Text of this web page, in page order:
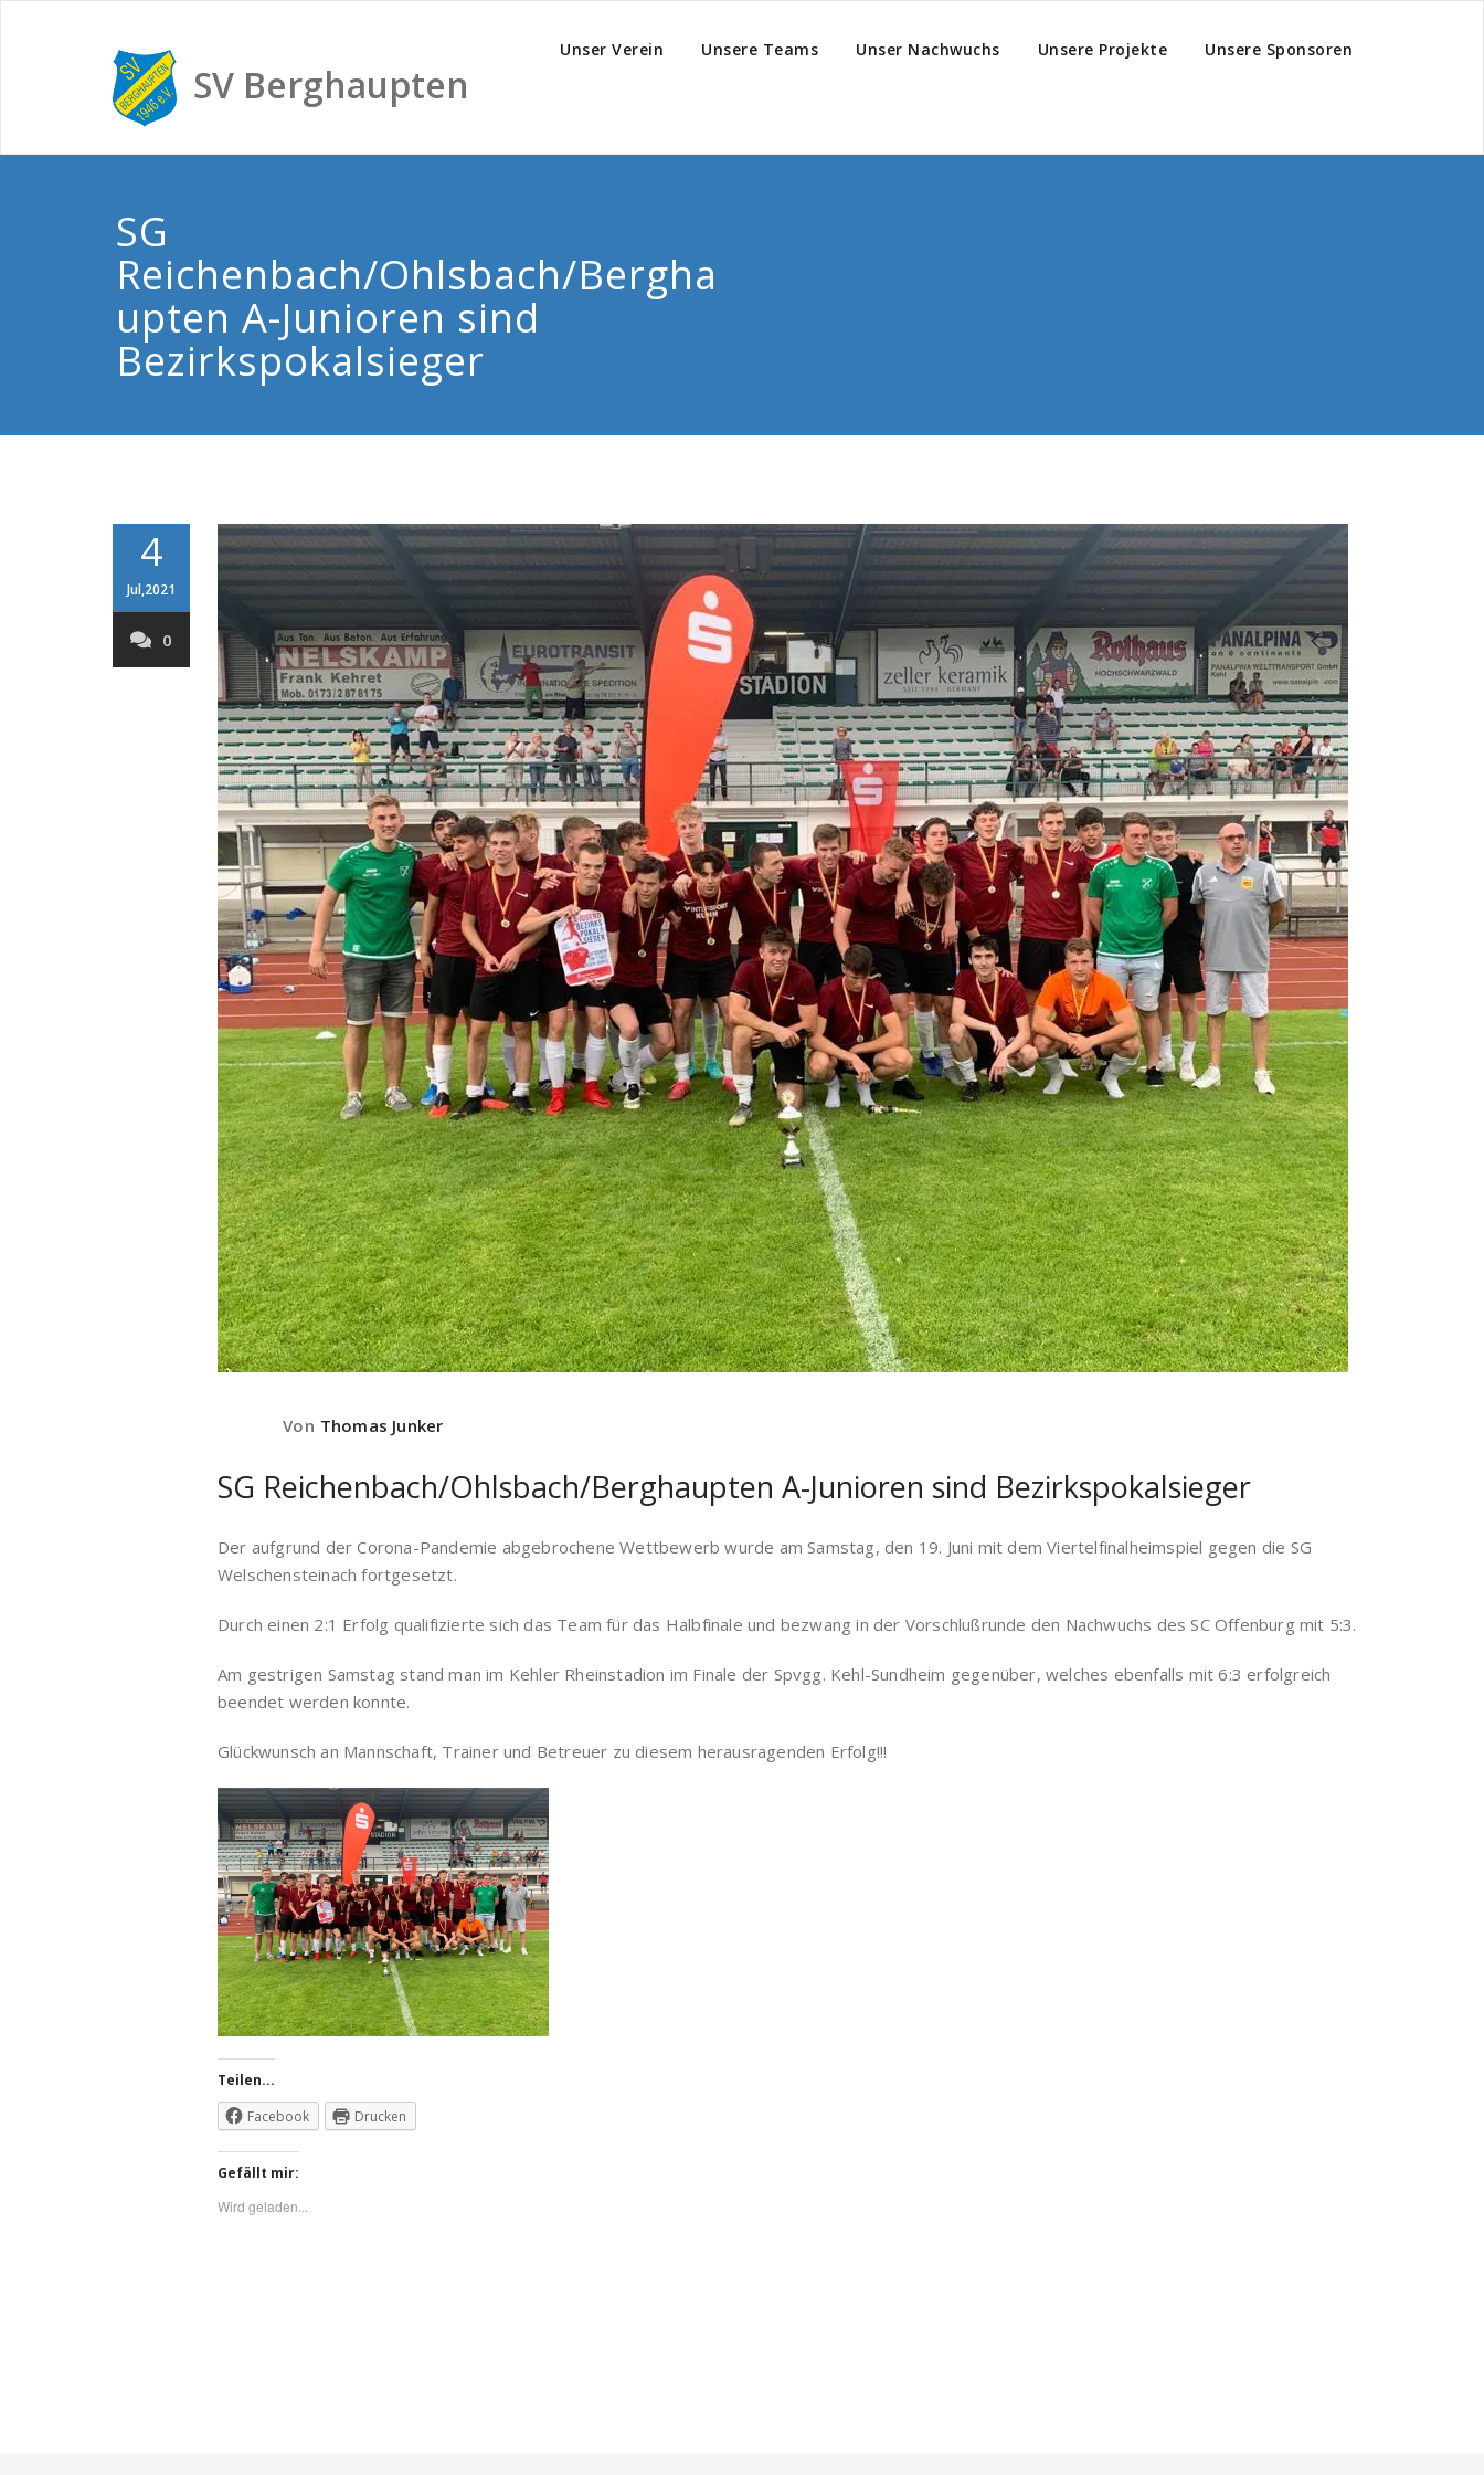
SV Berghaupten
Unser Verein Unsere Teams Unser Nachwuchs Unsere Projekte Unsere Sponsoren
SG
Reichenbach/Ohlsbach/Bergha
upten A-Junioren sind
Bezirkspokalsieger
4
Jul,2021
0
Von Thomas Junker
SG Reichenbach/Ohlsbach/Berghaupten A-Junioren sind Bezirkspokalsieger
Der aufgrund der Corona-Pandemie abgebrochene Wettbewerb wurde am Samstag, den 19. Juni mit dem Viertelfinalheimspiel gegen die SG
Welschensteinach fortgesetzt.
Durch einen 2:1 Erfolg qualifizierte sich das Team für das Halbfinale und bezwang in der Vorschlußrunde den Nachwuchs des SC Offenburg mit 5:3.
Am gestrigen Samstag stand man im Kehler Rheinstadion im Finale der Spvgg. Kehl-Sundheim gegenüber, welches ebenfalls mit 6:3 erfolgreich
beendet werden konnte.
Glückwunsch an Mannschaft, Trainer und Betreuer zu diesem herausragenden Erfolg!!!
Teilen...
Facebook
Drucken
Gefällt mir:
Wird geladen...